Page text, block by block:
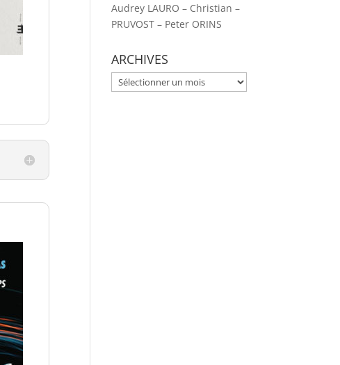
Audrey LAURO – Christian –
PRUVOST – Peter ORINS
ARCHIVES
ARCHIVES